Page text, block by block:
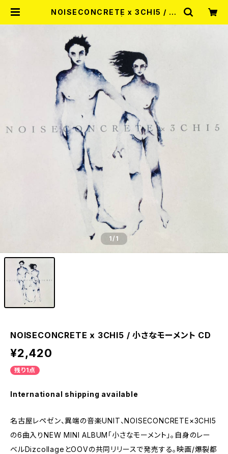
NOISECONCRETE x 3CHI5 / 小
1/1
NOISECONCRETE x 3CHI5 / 小さなモーメント CD
¥2,420
残り1点
International shipping available
名古屋レペゼン、異端の音楽UNIT、NOISECONCRETE×3CHI5
の6曲入りNEW MINI ALBUM「小さなモーメント」。自身のレー
ベルDizcollageとOOVの共同リリースで発売する。映画/爆裂都